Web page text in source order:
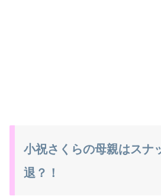
小祝さくらの母親はスナ
退？！